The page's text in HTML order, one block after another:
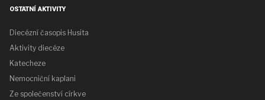
OSTATNÍ AKTIVITY
Diecézní časopis Husita
Aktivity diecéze
Katecheze
Nemocniční kaplani
Ze společenství církve